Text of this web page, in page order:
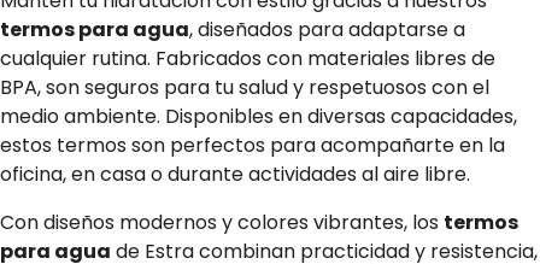
termos para agua, diseñados para adaptarse a
cualquier rutina. Fabricados con materiales libres de
BPA, son seguros para tu salud y respetuosos con el
medio ambiente. Disponibles en diversas capacidades,
estos termos son perfectos para acompañarte en la
oficina, en casa o durante actividades al aire libre.
Con diseños modernos y colores vibrantes, los termos
para agua de Estra combinan practicidad y resistencia,